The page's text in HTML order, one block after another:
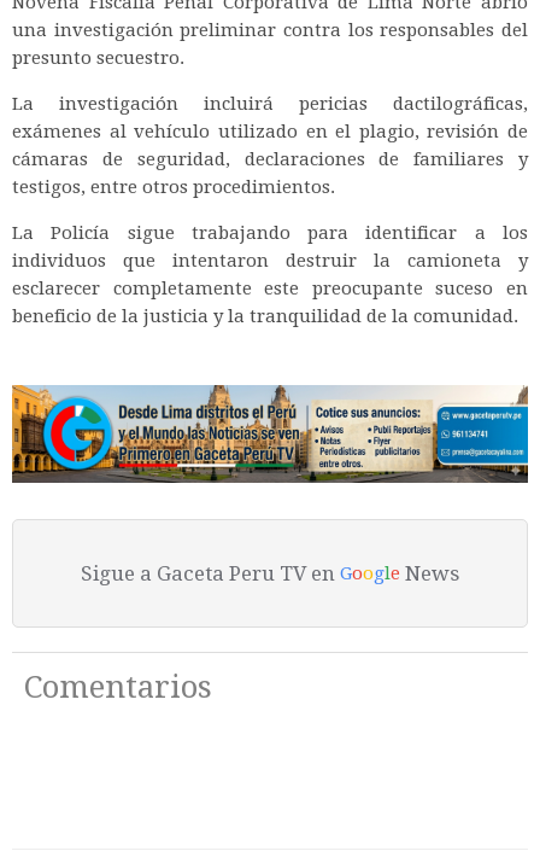
una investigación preliminar contra los responsables del
presunto secuestro.
La investigación incluirá pericias dactilográficas,
exámenes al vehículo utilizado en el plagio, revisión de
cámaras de seguridad, declaraciones de familiares y
testigos, entre otros procedimientos.
La Policía sigue trabajando para identificar a los
individuos que intentaron destruir la camioneta y
esclarecer completamente este preocupante suceso en
beneficio de la justicia y la tranquilidad de la comunidad.
Sigue a Gaceta Peru TV en Google News
Comentarios